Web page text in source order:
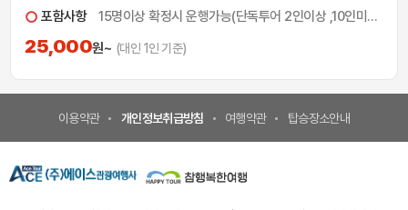
포함사항 15명이상 확정시 운행가능(단독투어 2인이상 ,10인미만 단독예약 가능)
25,000원~ (대인 1인 기준)
이용약관 개인정보취급방침 여행약관 탑승장소안내